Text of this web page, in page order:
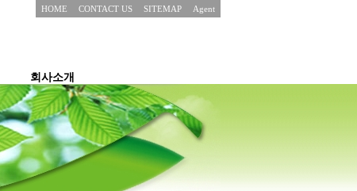
HOME CONTACT US SITEMAP Agent
회사소개